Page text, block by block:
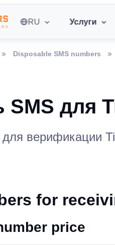
RU Услуги
Disposable SMS numbers
SMS для
верификации
for
price